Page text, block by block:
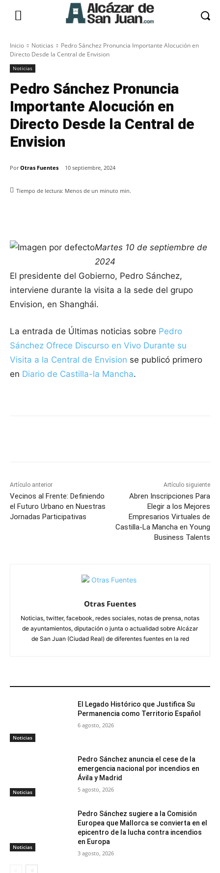
Inicio Noticias
Pedro Sánchez Pronuncia Importante Alocución en
Directo Desde la Central de Envision
Noticias
Pedro Sánchez Pronuncia
Importante Alocución en
Directo Desde la Central de
Envision
Por Otras Fuentes 10 septiembre, 2024
Tiempo de lectura: Menos de un minuto min.
Martes 10 de septiembre de
2024
El presidente del Gobierno, Pedro Sánchez,
interviene durante la visita a la sede del grupo
Envision, en Shanghái.
La entrada de Últimas noticias sobre Pedro
Sánchez Ofrece Discurso en Vivo Durante su
Visita a la Central de Envision se publicó primero
en Diario de Castilla-la Mancha.
Artículo anterior
Vecinos al Frente: Definiendo
el Futuro Urbano en Nuestras
Jornadas Participativas
Artículo siguiente
Abren Inscripciones Para
Elegir a los Mejores
Empresarios Virtuales de
Castilla-La Mancha en Young
Business Talents
Otras Fuentes
Noticias, twitter, facebook, redes sociales, notas de prensa, notas
de ayuntamientos, diputación o junta o actualidad sobre Alcázar
de San Juan (Ciudad Real) de diferentes fuentes en la red
Noticias
El Legado Histórico que Justifica Su
Permanencia como Territorio Español
6 agosto, 2026
Noticias
Pedro Sánchez anuncia el cese de la
emergencia nacional por incendios en
Ávila y Madrid
5 agosto, 2026
Noticias
Pedro Sánchez sugiere a la Comisión
Europea que Mallorca se convierta en el
epicentro de la lucha contra incendios
en Europa
3 agosto, 2026